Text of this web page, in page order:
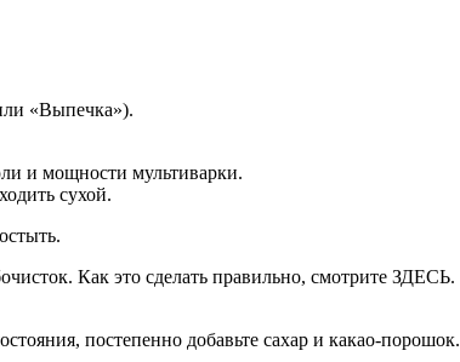
«Выпечка»).
и мощности мультиварки.
сухой.
Как это сделать правильно, смотрите ЗДЕСЬ.
постепенно добавьте сахар и какао-порошок.